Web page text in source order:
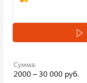
Сумма:
2000 – 30 000 руб.